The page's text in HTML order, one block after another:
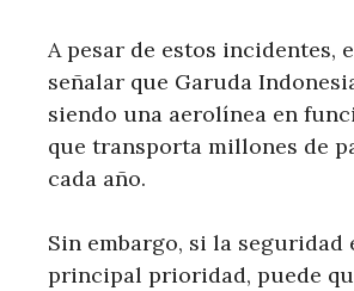
A pesar de estos incidentes,
señalar que Garuda
siendo una aerolínea en
que transporta millones de
cada año.
Sin embargo, si la seguridad
principal prioridad, puede